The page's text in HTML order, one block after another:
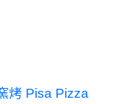
烤 Pisa Pizza